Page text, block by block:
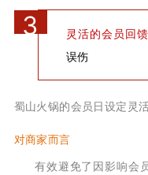
3 灵活的会员回
误伤
蜀山火锅的会员日设定灵
对商家而言
有效避免了因影响会